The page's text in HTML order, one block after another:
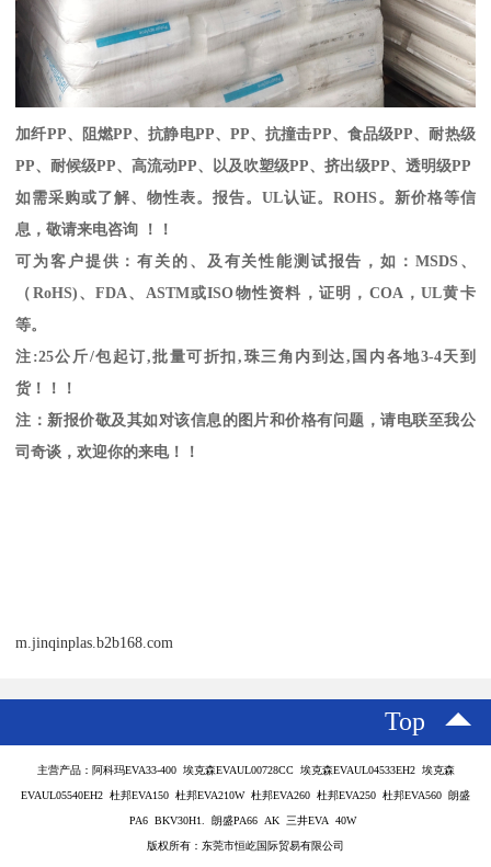
加纤PP、阻燃PP、抗静电PP、 PP、抗撞击PP、食品级PP、耐热级
PP、耐候级PP、高流动PP、以及吹塑级PP、挤出级PP、透明级PP
如需采购或了解、物性表。报告。 UL认证。 ROHS 。新价格等信
息，敬请来电咨询 ！！
可为客户提供：有关的、及有关性能测试报告，如： MSDS 、
（ RoHS) 、FDA、 ASTM或ISO物性资料，证明， COA，UL黄卡
等。
注 :25公斤/包起订,批量可折扣, 珠三角内到达, 国内各地3-4天到
货！！！
注：新报价敬及其如对该信息的图片和价格有问题，请电联至我公
司奇谈，欢迎你的来电！！
m.jinqinplas.b2b168.com
Top
主营产品：阿科玛EVA33-400 埃克森EVAUL00728CC 埃克森EVAUL04533EH2 埃克森
EVAUL05540EH2 杜邦EVA150 杜邦EVA210W 杜邦EVA260 杜邦EVA250 杜邦EVA560 朗盛
PA6 BKV30H1. 朗盛PA66 AK 三井EVA 40W
版权所有：东莞市恒屹国际贸易有限公司